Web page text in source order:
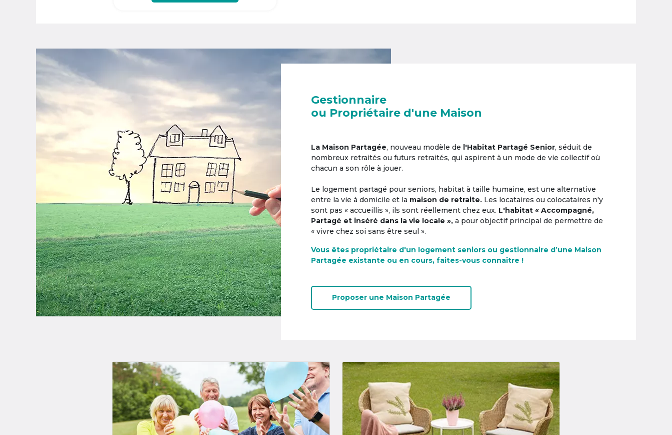
Gestionnaire
ou Propriétaire d'une Maison
La Maison Partagée, nouveau modèle de l'Habitat Partagé Senior, séduit de
nombreux retraités ou futurs retraités, qui aspirent à un mode de vie collectif où
chacun a son rôle à jouer.
Le logement partagé pour seniors, habitat à taille humaine, est une alternative
entre la vie à domicile et la maison de retraite. Les locataires ou colocataires n'y
sont pas « accueillis », ils sont réellement chez eux. L'habitat « Accompagné,
Partagé et inséré dans la vie locale », a pour objectif principal de permettre de
« vivre chez soi sans être seul ».
Vous êtes propriétaire d'un logement seniors ou gestionnaire d’une Maison
Partagée existante ou en cours, faites-vous connaître !
Proposer une Maison Partagée